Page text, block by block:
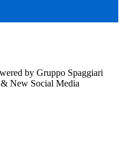
by Gruppo Spaggiari
New Social Media